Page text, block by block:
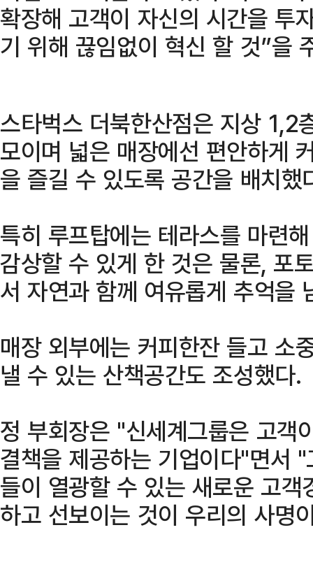
확장해 고객이 자신의 시간을 투
기 위해 끊임없이 혁신 할 것”을
스타벅스 더북한산점은 지상
모이며 넓은 매장에선 편안하게
을 즐길 수 있도록 공간을 배치했
특히 루프탑에는 테라스를 마련
감상할 수 있게 한 것은 물론, 포
서 자연과 함께 여유롭게 추억을
매장 외부에는 커피한잔 들고 소
낼 수 있는 산책공간도 조성했다.
정 부회장은 "신세계그룹은 고객
결책을 제공하는 기업이다"면서
들이 열광할 수 있는 새로운 고
하고 선보이는 것이 우리의 사명